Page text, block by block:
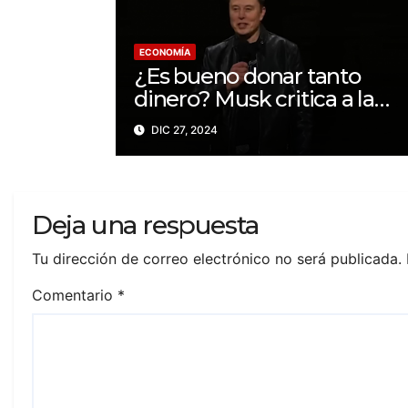
ECONOMÍA
¿Es bueno donar tanto
dinero? Musk critica a la
exesposa de Bezos por su
filantropía
DIC 27, 2024
Deja una respuesta
Tu dirección de correo electrónico no será publicada.
Comentario *